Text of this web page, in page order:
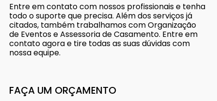
Entre em contato com nossos profissionais e tenha
todo o suporte que precisa. Além dos serviços já
citados, também trabalhamos com Organização
de Eventos e Assessoria de Casamento. Entre em
contato agora e tire todas as suas dúvidas com
nossa equipe.
FAÇA UM ORÇAMENTO